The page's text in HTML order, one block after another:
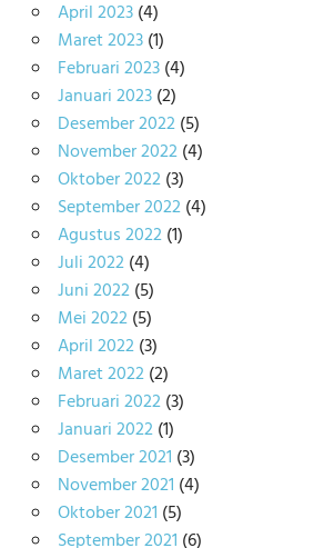
April 2023(4)
Maret 2023(1)
Februari 2023(4)
Januari 2023(2)
Desember 2022(5)
November 2022(4)
Oktober 2022(3)
September 2022(4)
Agustus 2022(1)
Juli 2022(4)
Juni 2022(5)
Mei 2022(5)
April 2022(3)
Maret 2022(2)
Februari 2022(3)
Januari 2022(1)
Desember 2021 (3)
November 2021 (4)
Oktober 2021 (5)
September 2021 (6)